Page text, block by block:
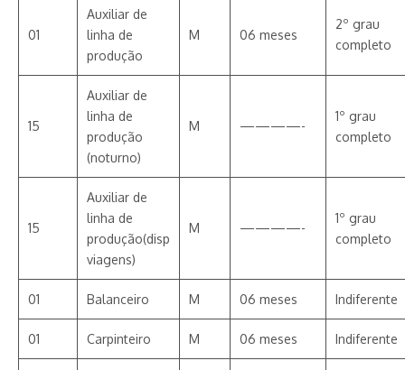
01
Auxiliar de
linha de
produção
M 06 meses
2º grau
completo
15
Auxiliar de
linha de
produção
(noturno)
M ————-
1º grau
completo
15
Auxiliar de
linha de
produção(disp
viagens)
M ————-
1º grau
completo
01 Balanceiro M 06 meses Indiferente
01 Carpinteiro M 06 meses Indiferente